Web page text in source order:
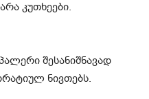
კუთხეები.
შესანიშნავად
ნივთებს.